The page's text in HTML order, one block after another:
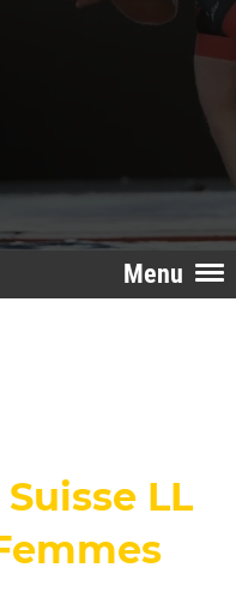
Menu
LL